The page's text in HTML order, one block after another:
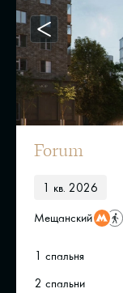
Forum
1 кв. 2026
Мещанский
1 спальня
2 спальни